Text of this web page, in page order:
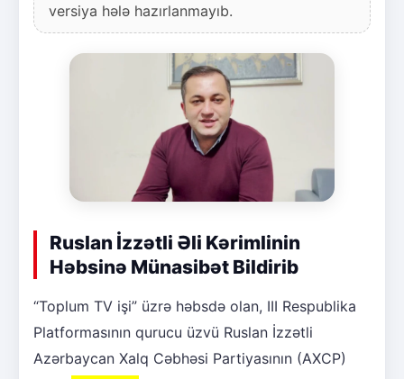
versiya hələ hazırlanmayıb.
Ruslan İzzətli Əli Kərimlinin
Həbsinə Münasibət Bildirib
“Toplum TV işi” üzrə həbsdə olan, III Respublika
Platformasının qurucu üzvü Ruslan İzzətli
Azərbaycan Xalq Cəbhəsi Partiyasının (AXCP)